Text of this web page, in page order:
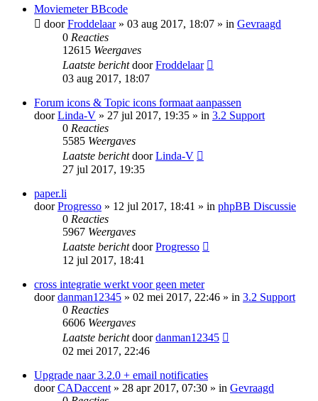
Moviemeter BBcode
doorFroddelaar» 03 aug 2017, 18:07 » in Gevraagd
0 Reacties
12615 Weergaves
Laatste berichtdoorFroddelaar
03 aug 2017, 18:07
Forum icons & Topic icons formaat aanpassen
doorLinda-V » 27 jul 2017, 19:35 » in 3.2 Support
0 Reacties
5585 Weergaves
Laatste berichtdoorLinda-V
27 jul 2017, 19:35
paper.li
doorProgresso » 12 jul 2017, 18:41 » in phpBB Discussie
0 Reacties
5967 Weergaves
Laatste berichtdoorProgresso
12 jul 2017, 18:41
cross integratie werkt voor geen meter
doordanman12345 » 02 mei 2017, 22:46 » in 3.2 Support
0 Reacties
6606 Weergaves
Laatste berichtdoordanman12345
02 mei 2017, 22:46
Upgrade naar 3.2.0 + email notificaties
doorCADaccent» 28 apr 2017, 07:30 » in Gevraagd